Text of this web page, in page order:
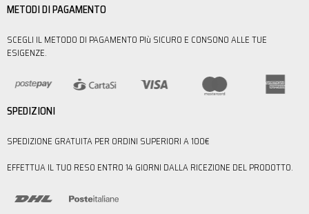
METODI DI PAGAMENTO
SCEGLI IL METODO DI PAGAMENTO PIù SICURO E CONSONO ALLE TUE
ESIGENZE.
SPEDIZIONI
SPEDIZIONE GRATUITA PER ORDINI SUPERIORI A 100€
EFFETTUA IL TUO RESO ENTRO 14 GIORNI DALLA RICEZIONE DEL PRODOTTO.